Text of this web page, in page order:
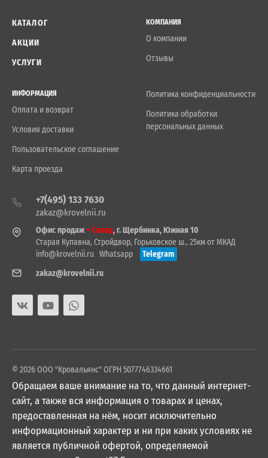
КАТАЛОГ
АКЦИИ
УСЛУГИ
КОМПАНИЯ
О компании
Отзывы
ИНФОРМАЦИЯ
Оплата и возврат
Условия доставки
Пользовательское соглашение
Карта проезда
Политика конфиденциальности
Политика обработки
персональных данных
+7(495) 133 7630
zakaz@krovelnii.ru
Офис продаж+ Склад, г. Щербинка, Южная 10
Старая Купавна, Стройдвор, Горьковское ш., 25км от МКАД
info@krovelnii.ru Whatsapp
Telegram
zakaz@krovelnii.ru
© 2026 ООО "Кровальянс" ОГРН 5077746334661
Обращаем ваше внимание на то, что данный интернет-
сайт, а также вся информация о товарах и ценах,
предоставленная на нём, носит исключительно
информационный характер и ни при каких условиях не
является публичной офертой, определяемой